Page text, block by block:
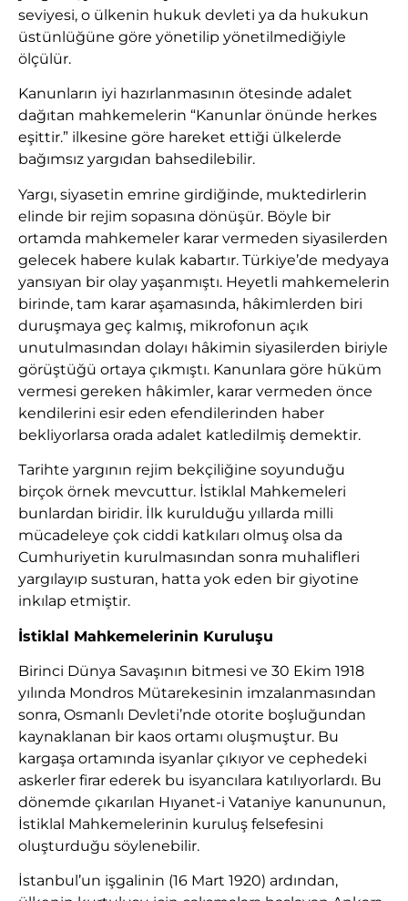
seviyesi, o ülkenin hukuk devleti ya da hukukun
üstünlüğüne göre yönetilip yönetilmediğiyle
ölçülür.
Kanunların iyi hazırlanmasının ötesinde adalet
dağıtan mahkemelerin “Kanunlar önünde herkes
eşittir.” ilkesine göre hareket ettiği ülkelerde
bağımsız yargıdan bahsedilebilir.
Yargı, siyasetin emrine girdiğinde, muktedirlerin
elinde bir rejim sopasına dönüşür. Böyle bir
ortamda mahkemeler karar vermeden siyasilerden
gelecek habere kulak kabartır. Türkiye’de medyaya
yansıyan bir olay yaşanmıştı. Heyetli mahkemelerin
birinde, tam karar aşamasında, hâkimlerden biri
duruşmaya geç kalmış, mikrofonun açık
unutulmasından dolayı hâkimin siyasilerden biriyle
görüştüğü ortaya çıkmıştı. Kanunlara göre hüküm
vermesi gereken hâkimler, karar vermeden önce
kendilerini esir eden efendilerinden haber
bekliyorlarsa orada adalet katledilmiş demektir.
Tarihte yargının rejim bekçiliğine soyunduğu
birçok örnek mevcuttur. İstiklal Mahkemeleri
bunlardan biridir. İlk kurulduğu yıllarda milli
mücadeleye çok ciddi katkıları olmuş olsa da
Cumhuriyetin kurulmasından sonra muhalifleri
yargılayıp susturan, hatta yok eden bir giyotine
inkılap etmiştir.
İstiklal Mahkemelerinin Kuruluşu
Birinci Dünya Savaşının bitmesi ve 30 Ekim 1918
yılında Mondros Mütarekesinin imzalanmasından
sonra, Osmanlı Devleti’nde otorite boşluğundan
kaynaklanan bir kaos ortamı oluşmuştur. Bu
kargaşa ortamında isyanlar çıkıyor ve cephedeki
askerler firar ederek bu isyancılara katılıyorlardı. Bu
dönemde çıkarılan Hıyanet-i Vataniye kanununun,
İstiklal Mahkemelerinin kuruluş felsefesini
oluşturduğu söylenebilir.
İstanbul’un işgalinin (16 Mart 1920) ardından,